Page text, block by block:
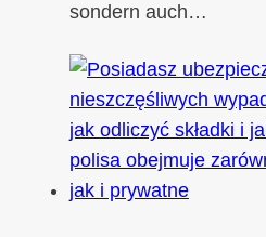
sondern auch…